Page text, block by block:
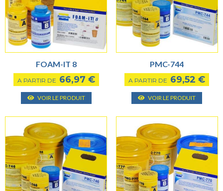
FOAM-IT 8
A PARTIR DE 66,97 €
VOIR LE PRODUIT
Ce
produit
a
variantes.
Les
options
peuvent
PMC-744
A PARTIR DE 69,52€
VOIR LE PRODUIT
Ce
a
Les